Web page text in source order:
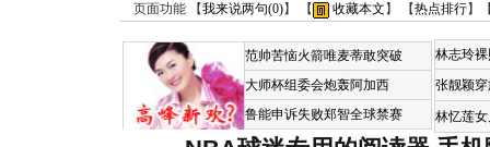
页面功能 【我来说两句(0)】 【 收藏本文 】 【热点排行】
范帅苦恼火箭唯麦蒂敢突破
大师杯组委会炮轰阿加西
鲁能申诉失败郑智全球禁赛
林志玲
张靓颖
林忆莲